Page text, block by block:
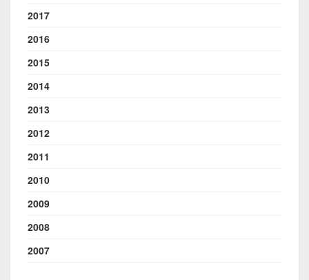
2017
2016
2015
2014
2013
2012
2011
2010
2009
2008
2007